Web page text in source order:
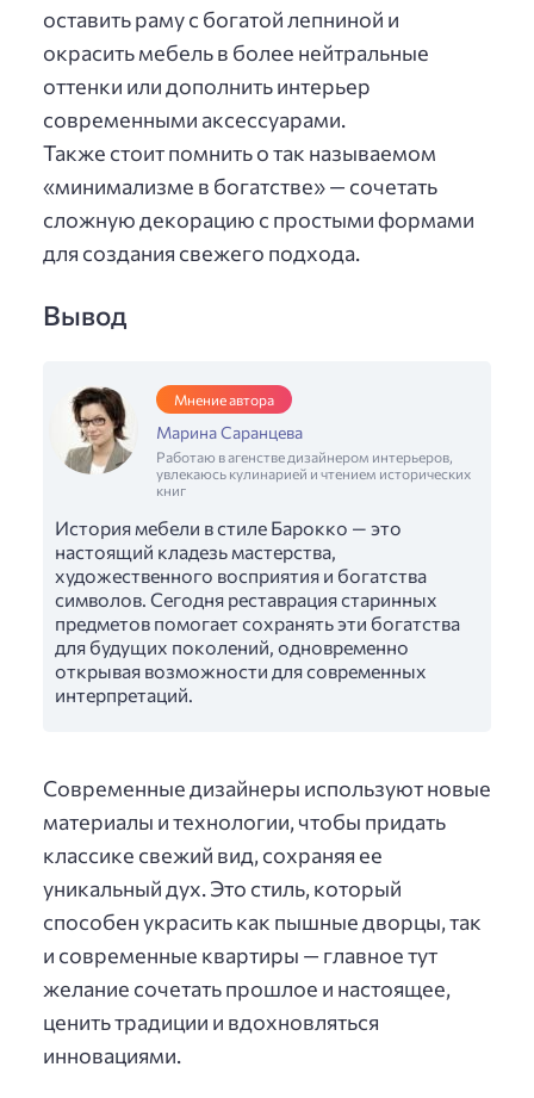
оставить раму с богатой лепниной и
окрасить мебель в более нейтральные
оттенки или дополнить интерьер
современными аксессуарами.
Также стоит помнить о так называемом
«минимализме в богатстве» — сочетать
сложную декорацию с простыми формами
для создания свежего подхода.
Вывод
Мнение автора
Марина Саранцева
Работаю в агенстве дизайнером интерьеров,
увлекаюсь кулинарией и чтением исторических
книг
История мебели в стиле Барокко — это
настоящий кладезь мастерства,
художественного восприятия и богатства
символов. Сегодня реставрация старинных
предметов помогает сохранять эти богатства
для будущих поколений, одновременно
открывая возможности для современных
интерпретаций.
Современные дизайнеры используют новые
материалы и технологии, чтобы придать
классике свежий вид, сохраняя ее
уникальный дух. Это стиль, который
способен украсить как пышные дворцы, так
и современные квартиры — главное тут
желание сочетать прошлое и настоящее,
ценить традиции и вдохновляться
инновациями.